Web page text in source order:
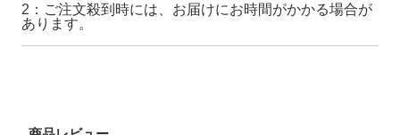
2：ご注文殺到時には、お届けにお時間がかかる場合が
あります。